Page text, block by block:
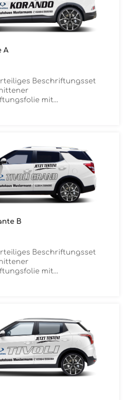
A
Beschriftungsset
mit
Folie ist Rückstandsfrei
B
Beschriftungsset
mit
Folie ist Rückstandsfrei